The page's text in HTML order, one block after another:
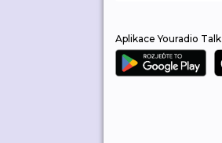
Aplikace Youradio Talk